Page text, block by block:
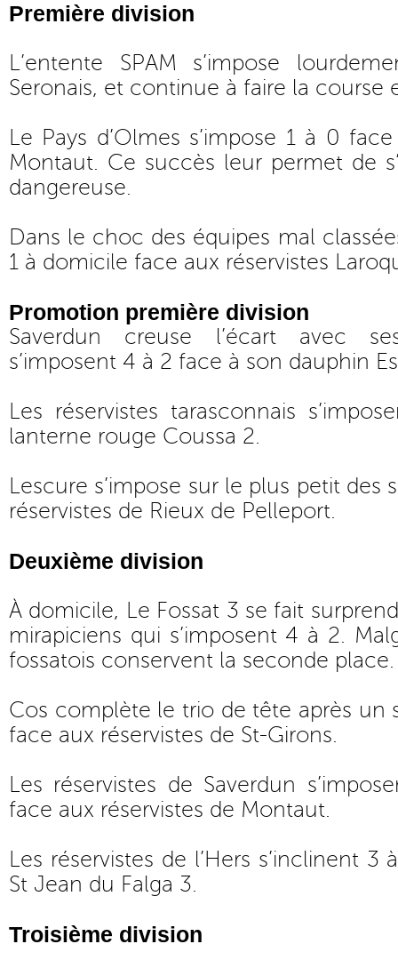
Première division
L’entente SPAM s’impose
Seronais, et continue à faire la course
Le Pays d’Olmes s’impose 1 à 0
Montaut. Ce succès leur permet de
dangereuse.
Dans le choc des équipes mal
1 à domicile face aux réservistes
Promotion première division
Saverdun creuse l’écart avec
s’imposent 4 à 2 face à son dauphin
Les réservistes tarasconnais
lanterne rouge Coussa 2.
Lescure s’impose sur le plus petit des
réservistes de Rieux de Pelleport.
Deuxième division
À domicile, Le Fossat 3 se fait
mirapiciens qui s’imposent 4 à 2.
fossatois conservent la seconde place.
Cos complète le trio de tête après un
face aux réservistes de St-Girons.
Les réservistes de Saverdun
face aux réservistes de Montaut.
Les réservistes de l’Hers s’inclinent
St Jean du Falga 3.
Troisième division